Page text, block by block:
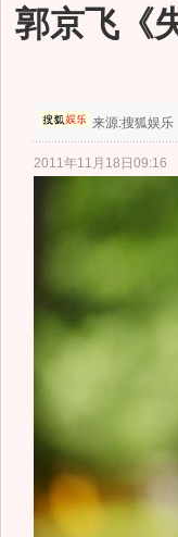
郭京飞《
来源:搜狐娱乐
2011年11月18日09:16